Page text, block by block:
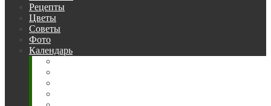
Рецепты
Цветы
Советы
Фото
Календарь